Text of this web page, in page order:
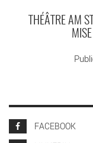
THÉÂTRE AM
FACEBOOK